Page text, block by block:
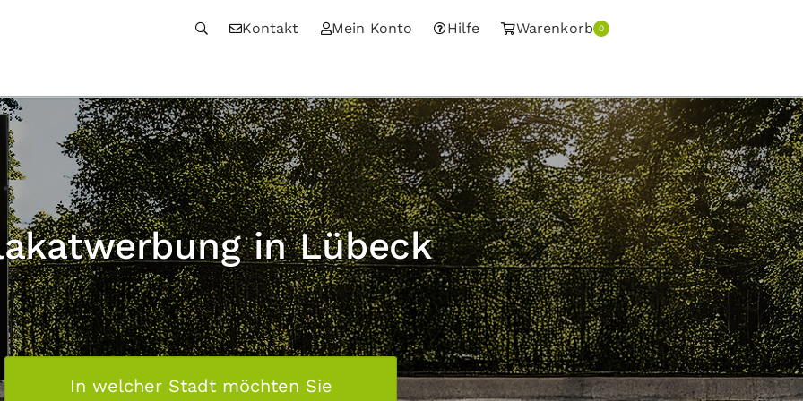
Kontakt Mein Konto Hilfe Warenkorb 0
in Lübeck
In welcher Stadt möchten Sie